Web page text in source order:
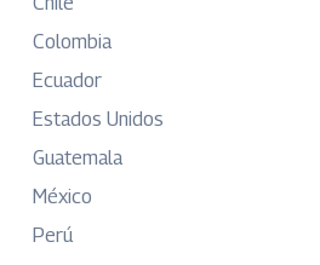
Colombia
Ecuador
Estados Unidos
Guatemala
México
Perú